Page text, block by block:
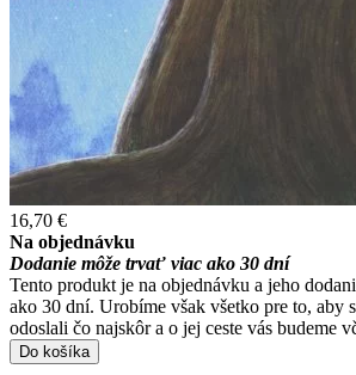
16,70 €
Na objednávku
Dodanie môže trvať viac ako 30 dní
Tento produkt je na objednávku a jeho
ako 30 dní. Urobíme však všetko pre to, aby
odoslali čo najskôr a o jej ceste vás budeme
Do košíka